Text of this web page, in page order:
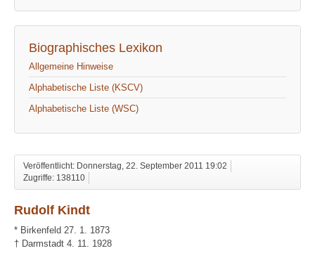
Biographisches Lexikon
Allgemeine Hinweise
Alphabetische Liste (KSCV)
Alphabetische Liste (WSC)
Veröffentlicht: Donnerstag, 22. September 2011 19:02
Zugriffe: 138110
Rudolf Kindt
* Birkenfeld 27. 1. 1873
† Darmstadt 4. 11. 1928